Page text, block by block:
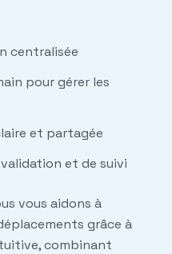
centralisée
pour gérer les
et partagée
et de suivi
vous aidons à
grâce à
combinant